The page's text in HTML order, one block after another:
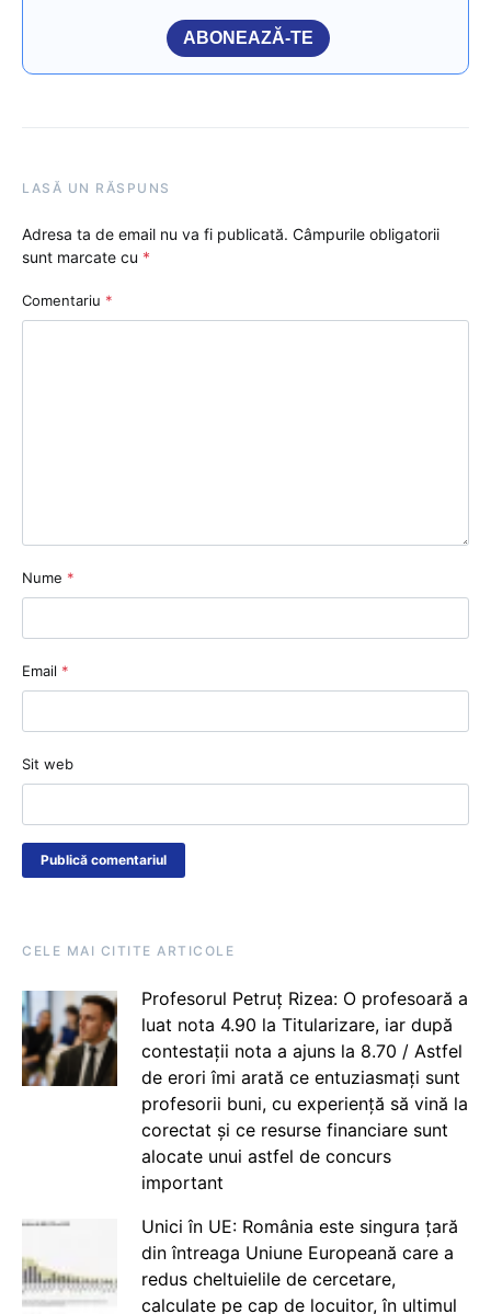
ABONEAZĂ-TE
LASĂ UN RĂSPUNS
Adresa ta de email nu va fi publicată. Câmpurile obligatorii
sunt marcate cu *
Comentariu *
Nume *
Email *
Sit web
CELE MAI CITITE ARTICOLE
Profesorul Petruț Rizea: O profesoară a
luat nota 4.90 la Titularizare, iar după
contestații nota a ajuns la 8.70 / Astfel
de erori îmi arată ce entuziasmați sunt
profesorii buni, cu experiență să vină la
corectat și ce resurse financiare sunt
alocate unui astfel de concurs
important
Unici în UE: România este singura țară
din întreaga Uniune Europeană care a
redus cheltuielile de cercetare,
calculate pe cap de locuitor, în ultimul